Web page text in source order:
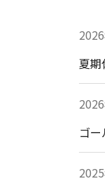
夏
ゴ